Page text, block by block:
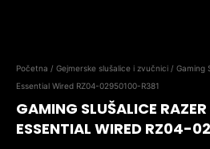
Početna / Gejmerske slušalice i zvučnici / Gaming
Essential Wired RZ04-02950100-R381
GAMING SLUŠALICE
ESSENTIAL WIRED RZ04-